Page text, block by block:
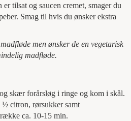
tilsat og saucen cremet, smager du
Smag til hvis du ønsker ekstra
men ønsker de en vegetarisk
madfløde.
skær forårsløg i ringe og kom i skål.
½ citron, rørsukker samt
ca. 10-15 min.